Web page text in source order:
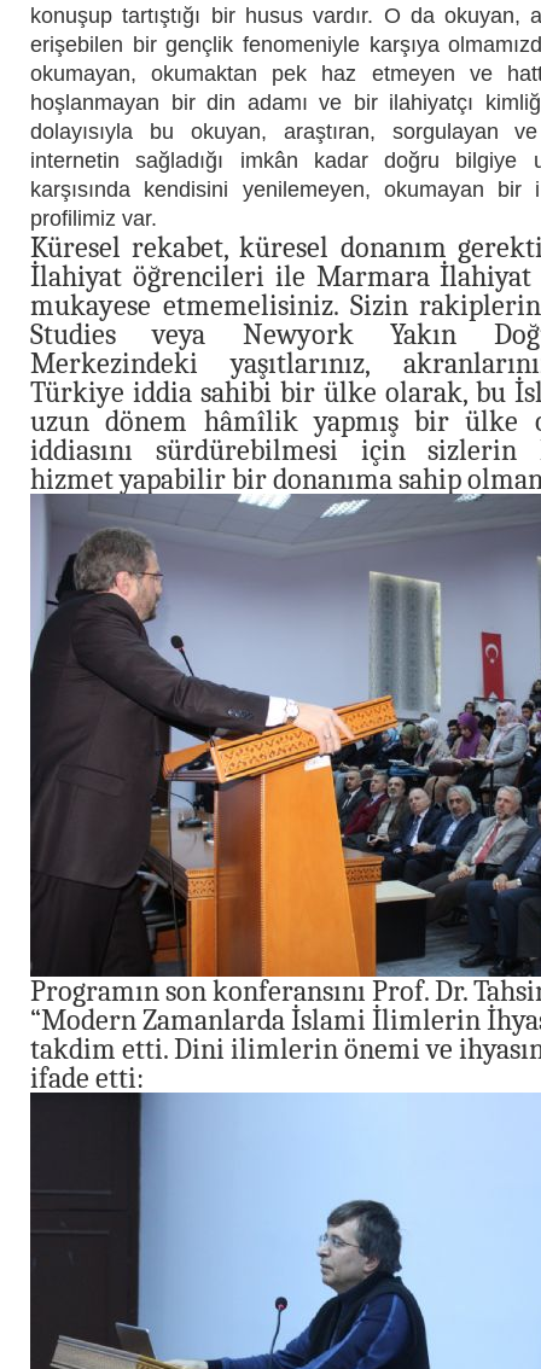
konuşup tartıştığı bir husus vardır. O da okuyan,
erişebilen bir gençlik fenomeniyle karşıya
okumayan, okumaktan pek haz etmeyen ve
hoşlanmayan bir din adamı ve bir ilahiyatçı
dolayısıyla bu okuyan, araştıran, sorgulayan
internetin sağladığı imkân kadar doğru bilgiye
karşısında kendisini yenilemeyen, okumayan
profilimiz var.
Küresel rekabet, küresel donanım
İlahiyat öğrencileri ile Marmara İlahiyat
mukayese etmemelisiniz. Sizin
Studies veya Newyork Yakın
Merkezindeki yaşıtlarınız,
Türkiye iddia sahibi bir ülke olarak, bu
uzun dönem hâmîlik yapmış bir ülke
iddiasını sürdürebilmesi için sizlerin
hizmet yapabilir bir donanıma sahip
Programın son konferansını Prof. Dr.
“Modern Zamanlarda İslami İlimlerin
takdim etti. Dini ilimlerin önemi ve
ifade etti: